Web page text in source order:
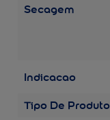
Secagem
Indicacao
Tipo De Produto